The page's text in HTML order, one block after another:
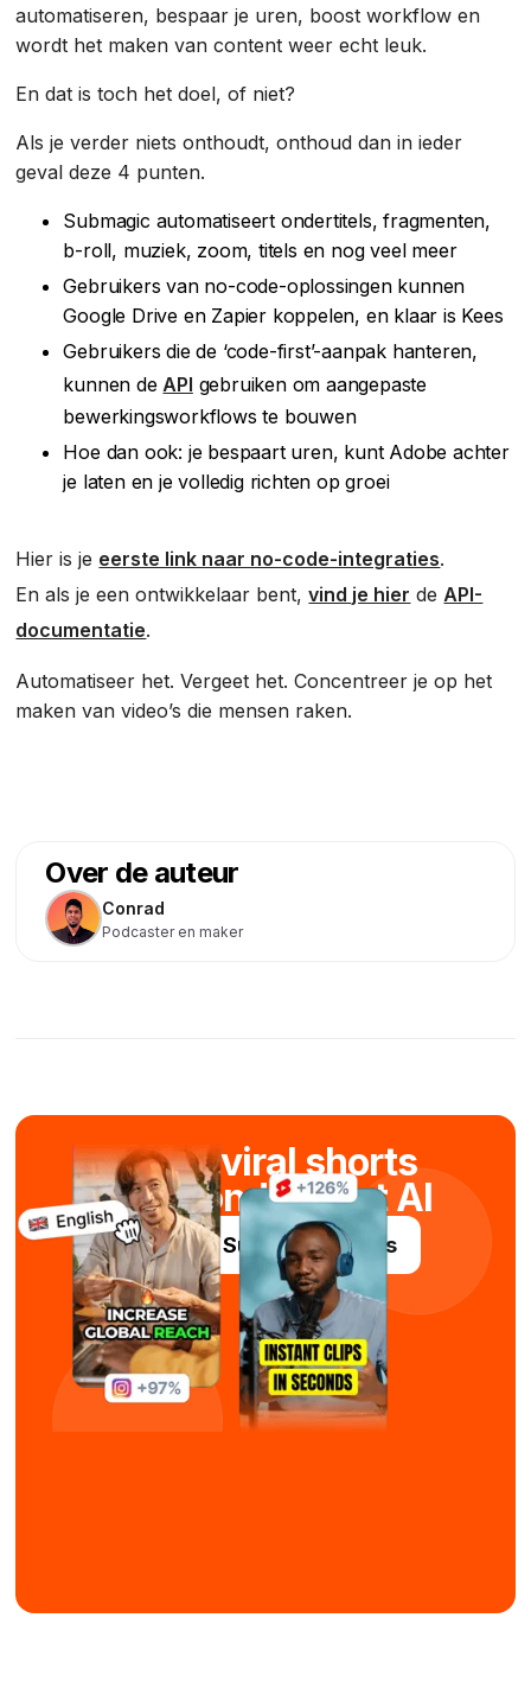
automatiseren, bespaar je uren, boost workflow en
wordt het maken van content weer echt leuk.
En dat is toch het doel, of niet?
Als je verder niets onthoudt, onthoud dan in ieder
geval deze 4 punten.
Submagic automatiseert ondertitels, fragmenten,
b-roll, muziek, zoom, titels en nog veel meer
Gebruikers van no-code-oplossingen kunnen
Google Drive en Zapier koppelen, en klaar is Kees
Gebruikers die de ‘code-first’-aanpak hanteren,
kunnen deAPI gebruiken om aangepaste
bewerkingsworkflows te bouwen
Hoe dan ook: je bespaart uren, kunt Adobe achter
je laten en je volledig richten op groei
Hier is je eerste link naar no-code-integraties.
En als je een ontwikkelaar bent,vind je hier deAPI-
documentatie.
Automatiseer het. Vergeet het. Concentreer je op het
maken van video’s die mensen raken.
Over de auteur
Conrad
Podcaster en maker
Maak viral shorts
in seconden met AI
Probeer Submagic gratis